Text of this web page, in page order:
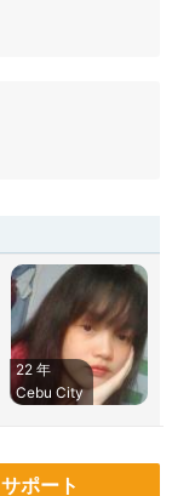
22 年
Cebu City
サポート